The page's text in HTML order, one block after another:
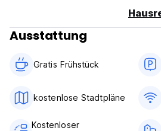
Zahlung bei Ankunft per Bargeld.
Steuern nicht enthalten -
Frühstück inkludiert.
Keine Ausgangssperre.
Wir akzeptieren Kunden nicht jünger
Haustierfreundlich. (Auto-translated
Ausstattung
Gratis Frühstück
kostenlose Stadtpläne
Kostenloser